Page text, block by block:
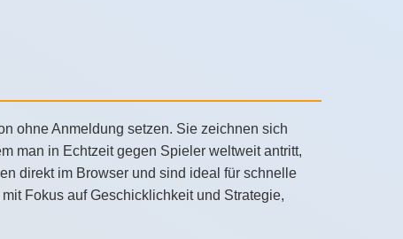
ohne Anmeldung setzen. Sie zeichnen sich
man in Echtzeit gegen Spieler weltweit antritt,
direkt im Browser und sind ideal für schnelle
Fokus auf Geschicklichkeit und Strategie,